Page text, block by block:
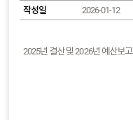
작성일
2026-01-12
2025년 결산 및 2026년 예산보고